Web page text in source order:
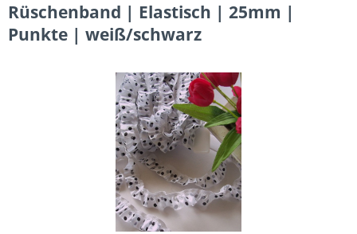
Rüschenband | Elastisch | 25mm |
Punkte | weiß/schwarz